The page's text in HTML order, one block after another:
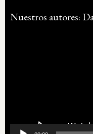
Nuestros autores: